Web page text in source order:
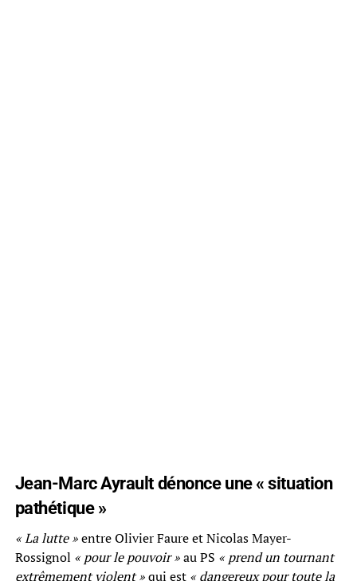
Jean-Marc Ayrault dénonce une « situation
pathétique »
« La lutte »entre Olivier Faure et Nicolas Mayer-
Rossignol « pour le pouvoir »au PS « prend un tournant
extrêmement violent »qui est « dangereux pour toute la